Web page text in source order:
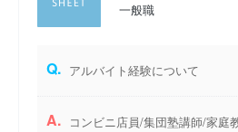
一般職
Q. アルバイト経験について
A. コンビニ店員/集団塾講師/家庭